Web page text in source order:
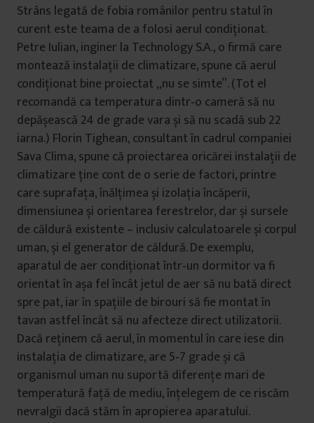
Strâns legată de fobia românilor pentru statul în
curent este teama de a folosi aerul condiționat.
Petre Iulian, inginer la Technology S.A., o firmă care
montează instalații de climatizare, spune că aerul
condiționat bine proiectat „nu se simte”. (Tot el
recomandă ca temperatura dintr‑o cameră să nu
depășească 24 de grade vara și să nu scadă sub 22
iarna.) Florin Tighean, consultant în cadrul companiei
Sava Clima, spune că proiectarea oricărei instalații de
climatizare ține cont de o serie de factori, printre
care suprafața, înălțimea și izolația încăperii,
dimensiunea și orientarea ferestrelor, dar și sursele
de căldură existente – inclusiv calculatoarele și corpul
uman, și el generator de căldură. De exemplu,
aparatul de aer condiționat într‑un dormitor va fi
orientat în așa fel încât jetul de aer să nu bată direct
spre pat, iar în spațiile de birouri să fie montat în
tavan astfel încât să nu afecteze direct utilizatorii.
Dacă reținem că aerul, în momentul în care iese din
instalația de climatizare, are 5‑7 grade și că
organismul uman nu suportă diferențe mari de
temperatură față de mediu, înțelegem de ce riscăm
nevralgii dacă stăm în apropierea aparatului.